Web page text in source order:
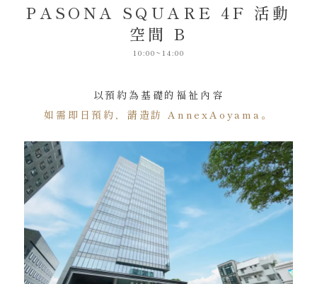
PASONA SQUARE 4F 活動
空間 B
10:00~14:00
以預約為基礎的福祉內容
如需即日預約，請造訪 AnnexAoyama。